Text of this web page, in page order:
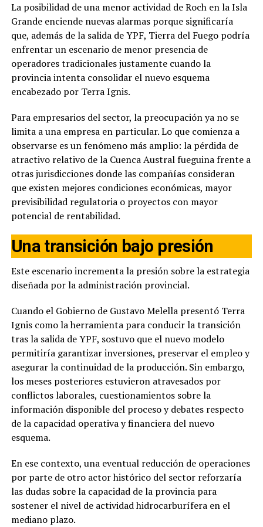
La posibilidad de una menor actividad de Roch en la Isla
Grande enciende nuevas alarmas porque significaría
que, además de la salida de YPF, Tierra del Fuego podría
enfrentar un escenario de menor presencia de
operadores tradicionales justamente cuando la
provincia intenta consolidar el nuevo esquema
encabezado por Terra Ignis.
Para empresarios del sector, la preocupación ya no se
limita a una empresa en particular. Lo que comienza a
observarse es un fenómeno más amplio: la pérdida de
atractivo relativo de la Cuenca Austral fueguina frente a
otras jurisdicciones donde las compañías consideran
que existen mejores condiciones económicas, mayor
previsibilidad regulatoria o proyectos con mayor
potencial de rentabilidad.
Una transición bajo presión
Este escenario incrementa la presión sobre la estrategia
diseñada por la administración provincial.
Cuando el Gobierno de Gustavo Melella presentó Terra
Ignis como la herramienta para conducir la transición
tras la salida de YPF, sostuvo que el nuevo modelo
permitiría garantizar inversiones, preservar el empleo y
asegurar la continuidad de la producción. Sin embargo,
los meses posteriores estuvieron atravesados por
conflictos laborales, cuestionamientos sobre la
información disponible del proceso y debates respecto
de la capacidad operativa y financiera del nuevo
esquema.
En ese contexto, una eventual reducción de operaciones
por parte de otro actor histórico del sector reforzaría
las dudas sobre la capacidad de la provincia para
sostener el nivel de actividad hidrocarburífera en el
mediano plazo.